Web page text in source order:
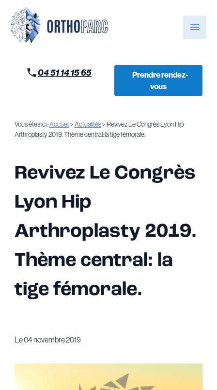
menu
04 51 14 15 65
Prendre rendez-
vous
Vous êtes ici :Accueil>Actualités> Revivez Le Congrès Lyon Hip
Arthroplasty 2019. Thème central: la tige fémorale.
Revivez Le Congrès
Lyon Hip
Arthroplasty 2019.
Thème central: la
tige fémorale.
Le04 novembre 2019
Panneau de gestion des cookies